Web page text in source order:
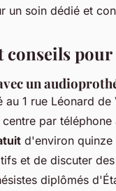
un soin dédié et
pour
un
au 1 rue Léonard
par
d'environ quinze
et de discuter des
diplômés